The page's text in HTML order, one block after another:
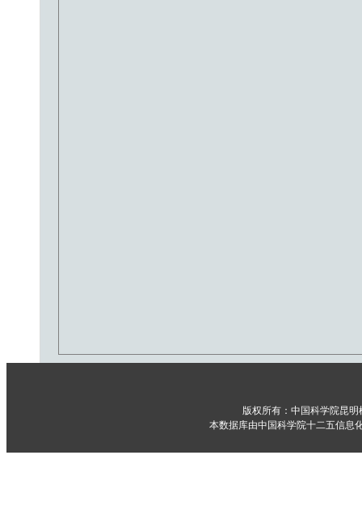
版权所有：中国科学院昆
本数据库由中国科学院十二五信息